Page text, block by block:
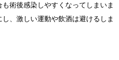
術後感染しやすくなってしまいま
、激しい運動や飲酒は避けるしま